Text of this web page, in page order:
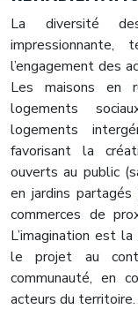
La diversité
l’engagement des
Les maisons en
logements
logements
favorisant la
ouverts au public
en jardins partagés
commerces de
L’imagination est
le projet au
communauté, en
acteurs du territoire.